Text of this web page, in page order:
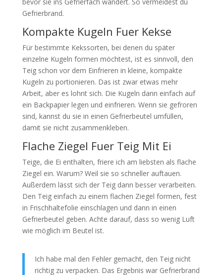
Gefrierbrand.
Kompakte Kugeln Fuer Kekse
Für bestimmte Kekssorten, bei denen du später
einzelne Kugeln formen möchtest, ist es sinnvoll, den
Teig schon vor dem Einfrieren in kleine, kompakte
Kugeln zu portionieren. Das ist zwar etwas mehr
Arbeit, aber es lohnt sich. Die Kugeln dann einfach auf
ein Backpapier legen und einfrieren. Wenn sie gefroren
sind, kannst du sie in einen Gefrierbeutel umfüllen,
damit sie nicht zusammenkleben.
Flache Ziegel Fuer Teig Mit Ei
Teige, die Ei enthalten, friere ich am liebsten als flache
Ziegel ein. Warum? Weil sie so schneller auftauen.
Außerdem lässt sich der Teig dann besser verarbeiten.
Den Teig einfach zu einem flachen Ziegel formen, fest
in Frischhaltefolie einschlagen und dann in einen
Gefrierbeutel geben. Achte darauf, dass so wenig Luft
wie möglich im Beutel ist.
Ich habe mal den Fehler gemacht, den Teig nicht
richtig zu verpacken. Das Ergebnis war Gefrierbrand